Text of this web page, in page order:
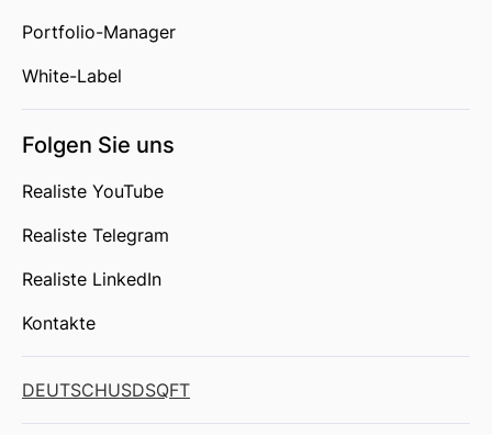
Portfolio-Manager
White-Label
Folgen Sie uns
Realiste YouTube
Realiste Telegram
Realiste LinkedIn
Kontakte
DEUTSCHUSDSQFT